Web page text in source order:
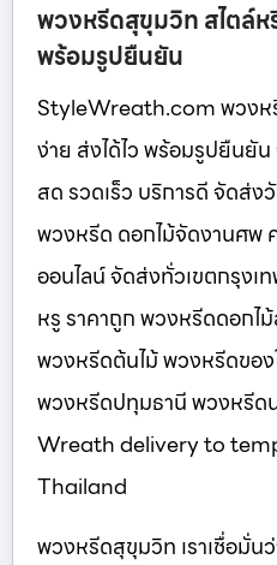
พวงหรีดสุขุมวิท สไตล์ห
พร้อมรูปยืนยัน
StyleWreath.com พวงห
ง่าย ส่งได้ไว พร้อมรูปยืนยั
สด รวดเร็ว บริการดี จัดส่ง
พวงหรีด ดอกไม้จัดงานศพ
ออนไลน์ จัดส่งทั่วเขตกรุง
หรู ราคาถูก พวงหรีดดอก
พวงหรีดต้นไม้ พวงหรีดของ
พวงหรีดปทุมธานี พวงหรี
Wreath delivery to
Thailand
พวงหรีดสุขุมวิท เราเชื่อมั่น